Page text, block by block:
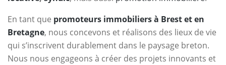
En tant que promoteurs immobiliers à Brest et en
Bretagne, nous concevons et réalisons des lieux de vie
qui s’inscrivent durablement dans le paysage breton.
Nous nous engageons à créer des projets innovants et